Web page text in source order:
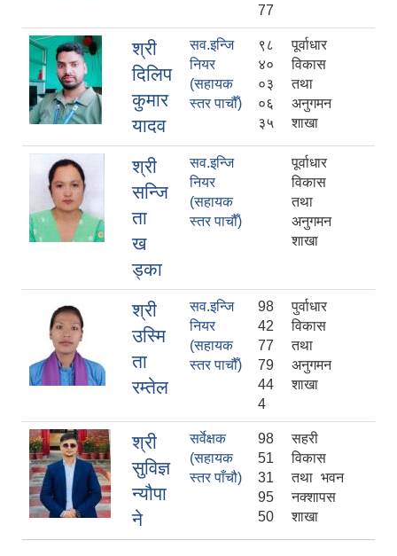
77
श्री
दिलिप
कुमार
यादव
सव.इन्जि
नियर
(सहायक
स्तर पाचौँ)
९८
४०
०३
०६
३५
पूर्वाधार
विकास
तथा
अनुगमन
शाखा
श्री
सन्जि
ता
ख
ड्का
सव.इन्जि
नियर
(सहायक
स्तर पाचौँ)
पूर्वाधार
विकास
तथा
अनुगमन
शाखा
श्री
उस्मि
ता
रम्तेल
सव.इन्जि
नियर
(सहायक
स्तर पाचौँ)
98
42
77
79
44
4
पुर्वाधार
विकास
तथा
अनुगमन
शाखा
श्री
सुविज्ञ
न्यौपा
ने
सर्वेक्षक
(सहायक
स्तर पाँचौ)
98
51
31
95
50
सहरी
विकास
तथा भवन
नक्शापस
शाखा